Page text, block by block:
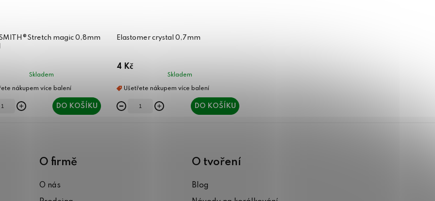
SMITH®Stretch magic 0,8mm
Skladem
DO KOŠÍKU
Elastomer crystal 0,7mm
4 Kč
Skladem
DO KOŠÍKU
O firmě
O nás
O tvoření
Blog